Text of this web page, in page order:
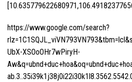
https://www.google.com/search?
UbX-XSOoOHr7wPiryH-